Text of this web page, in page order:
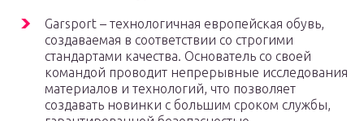
Garsport – технологичная европейская обувь,
создаваемая в соответствии со строгими
стандартами качества. Основатель со своей
командой проводит непрерывные исследования
материалов и технологий, что позволяет
создавать новинки с большим сроком службы,